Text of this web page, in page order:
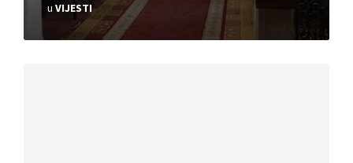
u VIJESTI